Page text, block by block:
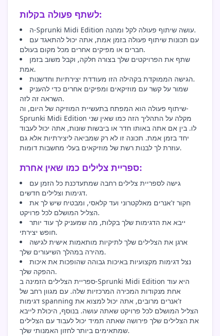
לשתף פעולה בקלות:
ה-Sprunki Midi Edition עושה שיתוף פעולה לקל ומהנה.
עם תכונות שיתוף פעולה בזמן אמת, אתה יכול להתאגד עם
חברים או מפיקים אחרים מכל מקום בעולם.
שתף את הפרויקטים שלך בצורה חלקה, וקבל משוב בזמן
אמת.
הגישה הממוקדת בקהילה הזו מעודדת יצירתיות וחדשנות.
שמור על קשר עם מוזיקאים ומפיקים אחרים כדי להעניק
השראה זה לזה.
שיתוף פעולה הוא המפתח בתעשיית המוזיקה של היום, וה-
Sprunki Midi Edition מקלה על התהליך הזה כמו שאין שני
לו. בין אם אתה באותו חדר או ביבשות שונות, אתה יכול לעבוד
יחד בזמן אמת. תכונה זו לא רק שמביאה ליצירתיות אלא גם
עוזרת לך לבנות רשת של מוזיקאים בעלי מחשבות דומות.
ספריית צלילים כמו שאין אחרת:
גישה לספריית צלילים רחבה שמתעדכנת כל הזמן עם
דגימות וצלילים חדשים.
חקור ז'אנרים מאלקטרוני ועד קלאסי, ומבטיח שיש לך את
הצליל המושלם לכל פרויקט.
ייבא את הדגימות שלך בקלות, מה שמעניק לך עוד יותר
חופש יצירתי.
ארגן את הצלילים שלך לתיקיות מותאמות אישית לגישה
מהירה במהלך השיעורים שלך.
נצל דגימות מקצועיות באיכות גבוהה שהופכות את איכות
ההפקה שלך.
ספריית הצלילים הזמינה ב-Sprunki Midi Edition היא עוד
אחת מנקודות המכירה המרכזיות שלה. עם מגוון רחב של
דגימות spanning ז'אנרים מרובים, אתה יכול למצוא את
הצליל המושלם לכל פרויקט שאתה עושה. בנוסף, היכולת לייבא
את הצלילים שלך פירושה שאתה תמיד יכול לעבוד עם הצלילים
שמתאימים ביותר לחזון האמנותי שלך.